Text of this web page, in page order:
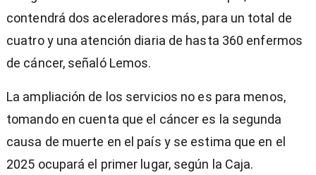
contendrá dos aceleradores más, para un total de
cuatro y una atención diaria de hasta 360 enfermos
de cáncer, señaló Lemos.
La ampliación de los servicios no es para menos,
tomando en cuenta que el cáncer es la segunda
causa de muerte en el país y se estima que en el
2025 ocupará el primer lugar, según la Caja.